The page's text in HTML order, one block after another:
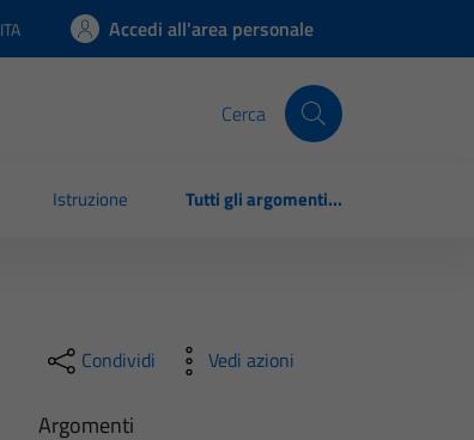
Lingua attiva:
ITA Accedi all'area personale
Cerca
Istruzione Tutti gli argomenti...
Condividi Vedi azioni
Argomenti